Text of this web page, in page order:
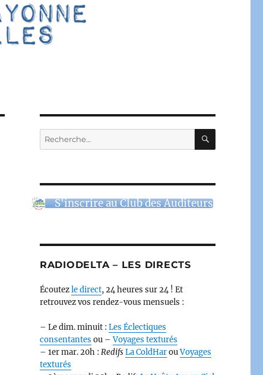
Recherche
pour :
S'inscrire au Club des Auditeurs
RADIODELTA – LES DIRECTS
Écoutezle direct, 24 heures sur 24 ! Et
retrouvez vos rendez-vous mensuels :
– Le dim. minuit : Les Éclectiques
consentantes ou –Voyages texturés
– 1er mar. 20h : Redifs La ColdHarouVoyages
texturés